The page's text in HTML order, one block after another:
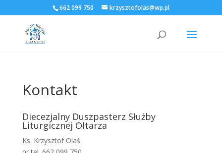
662 099 750 krzysztofolas@wp.pl
Kontakt
Diecezjalny Duszpasterz Służby
Liturgicznej Ołtarza
Ks. Krzysztof Olaś.